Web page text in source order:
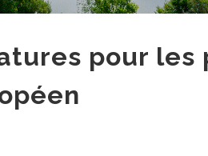
pour les